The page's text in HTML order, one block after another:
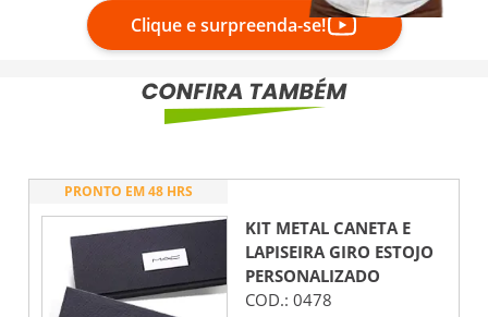
Clique e surpreenda-se!
PRONTO EM 48 HRS
KIT METAL CANETA E
LAPISEIRA GIRO ESTOJO
PERSONALIZADO
COD.: 0478